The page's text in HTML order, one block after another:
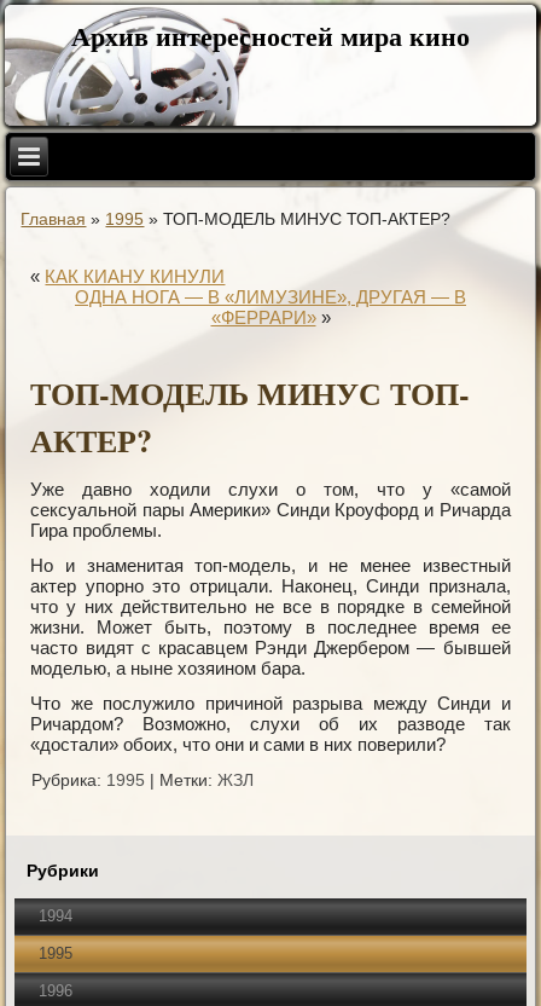
Архив интересностей мира кино
Главная » 1995 »ТОП-МОДЕЛЬ МИНУС ТОП-АКТЕР?
« КАК КИАНУ КИНУЛИ
ОДНА НОГА — В «ЛИМУЗИНЕ», ДРУГАЯ — В
«ФЕРРАРИ»»
ТОП-МОДЕЛЬ МИНУС ТОП-
АКТЕР?
Уже давно ходили слухи о том, что у «самой
сексуальной пары Америки» Синди Кроуфорд и Ричарда
Гира проблемы.
Но и знаменитая топ-модель, и не менее известный
актер упорно это отрицали. Наконец, Синди признала,
что у них действительно не все в порядке в семейной
жизни. Может быть, поэтому в последнее время ее
часто видят с красавцем Рэнди Джербером — бывшей
моделью, а ныне хозяином бара.
Что же послужило причиной разрыва между Синди и
Ричардом? Возможно, слухи об их разводе так
«достали» обоих, что они и сами в них поверили?
Рубрика: 1995 | Метки: ЖЗЛ
Рубрики
1994
1995
1996